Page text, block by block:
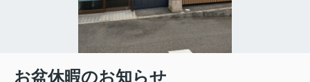
お盆休暇のお知らせ